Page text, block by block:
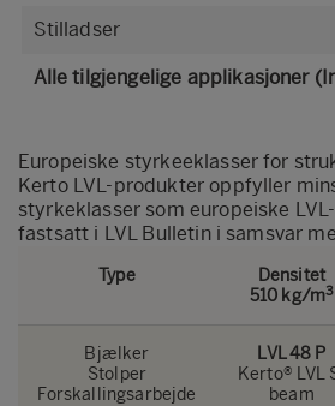
Stilladser
Alle tilgjengelige applikasjoner
Europeiske styrkeeklasser for
Kerto LVL-produkter oppfyller
styrkeklasser som europeiske
fastsatt i LVL Bulletini samsvar
Type
Densitet
510 kg/m3
Bjælker
Stolper
Forskallingsarbejde
LVL 48 P
Kerto® LVL
beam